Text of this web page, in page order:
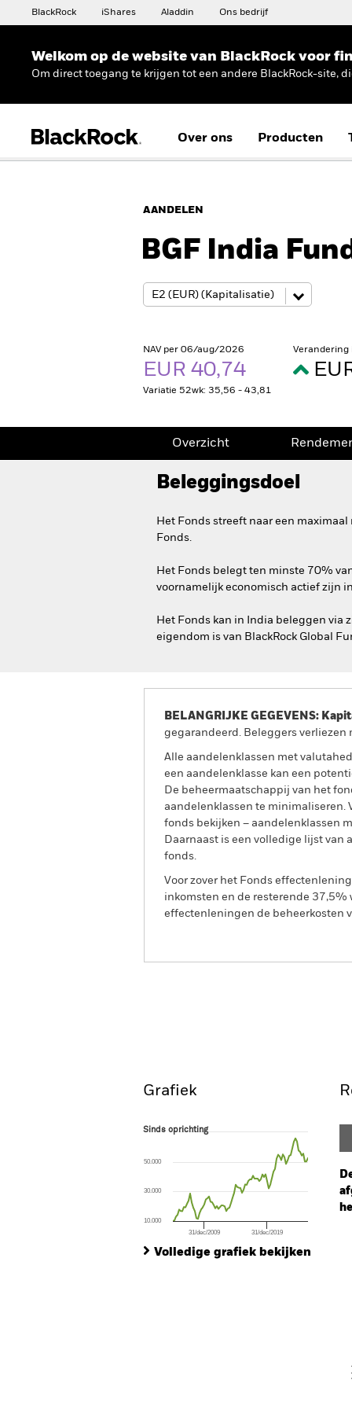
BlackRock iShares Aladdin Ons bedrijf
Welkom op de website van BlackRock voor
Om direct toegang te krijgen tot een andere BlackRock-site,
Over ons Producten
AANDELEN
BGF India Fund
NAV per 06/aug/2026
EUR 40,74
Variatie 52wk: 35,56 - 43,81
Verandering
Overzicht
Beleggingsdoel
Het Fonds streeft naar een
Fonds.
Het Fonds belegt ten minste 70%
voornamelijk economisch actief zijn
Het Fonds kan in India beleggen via
eigendom is van BlackRock Global
BELANGRIJKE GEGEVENS:
gegarandeerd. Beleggers
Alle aandelenklassen met
een aandelenklasse kan een
De beheermaatschappij van het
aandelenklassen te minimaliseren.
fonds bekijken – aandelenklassen
Daarnaast is een volledige lijst
fonds.
Voor zover het Fonds
inkomsten en de resterende
effectenleningen de beheerkosten
Grafiek
Sinds oprichting
The chart has 1 X axis displaying Time.
The chart has 1 Y axis displaying values.
Sinds oprichting
31/dec/2009 31/dec/2019
10.000
30.000
50.000
Volledige grafiek bekijken